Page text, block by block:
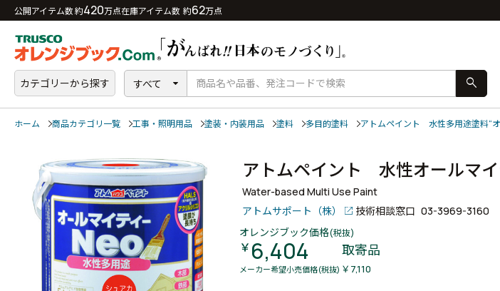
公開アイテム数 約420万点在庫アイテム数 約62万点
カテゴリーから探す すべて search
ホーム 商品カテゴリ一覧 工事・照明用品 塗装・内装用品 塗料 多目的塗料 アトムペイント 水性多用途塗料“
アトムペイント 水性オール
Water-based Multi Use Paint
アトムサポート（株）
技術相談窓口 03-3969-3160
オレンジブック価格(税抜)
￥ 6,404 取寄品
メーカー希望小売価格(税抜) ￥7,110